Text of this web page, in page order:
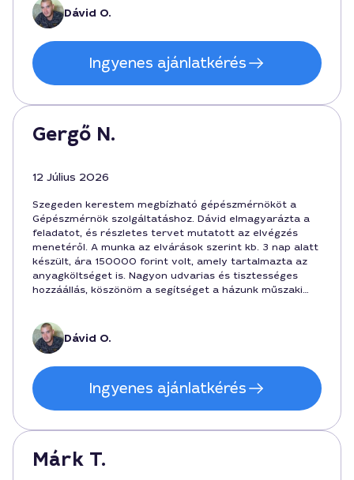
sikeresnek bizonyult. Délutáni egyeztetés is
gördülékeny volt, a jövőben is őt választanám.
Dávid O.
Ingyenes ajánlatkérés
Gergő N.
12 Július 2026
Szegeden kerestem megbízható gépészmérnököt a
Gépészmérnök szolgáltatáshoz. Dávid elmagyarázta a
feladatot, és részletes tervet mutatott az elvégzés
menetéről. A munka az elvárások szerint kb. 3 nap alatt
készült, ára 150000 forint volt, amely tartalmazta az
anyagköltséget is. Nagyon udvarias és tisztességes
hozzáállás, köszönöm a segítséget a házunk műszaki
Dávid O.
Ingyenes ajánlatkérés
Márk T.